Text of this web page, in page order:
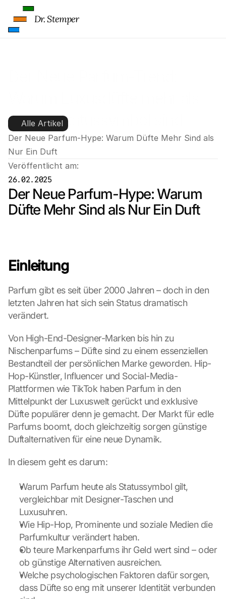
nur ein Statussymbol sind
Alle Artikel
Der Neue Parfum-Hype: Warum Düfte Mehr Sind als
Nur Ein Duft
Veröffentlicht am:
26.02.2025
Der Neue Parfum-Hype: Warum
Düfte Mehr Sind als Nur Ein Duft
Einleitung
Parfum gibt es seit über 2000 Jahren – doch in den
letzten Jahren hat sich sein Status dramatisch
verändert.
Von High-End-Designer-Marken bis hin zu
Nischenparfums – Düfte sind zu einem essenziellen
Bestandteil der persönlichen Marke geworden. Hip-
Hop-Künstler, Influencer und Social-Media-
Plattformen wie TikTok haben Parfum in den
Mittelpunkt der Luxuswelt gerückt und exklusive
Düfte populärer denn je gemacht. Der Markt für edle
Parfums boomt, doch gleichzeitig sorgen günstige
Duftalternativen für eine neue Dynamik.
In diesem geht es darum:
Warum Parfum heute als Statussymbol gilt,
vergleichbar mit Designer-Taschen und
Luxusuhren.
Wie Hip-Hop, Prominente und soziale Medien die
Parfumkultur verändert haben.
Ob teure Markenparfums ihr Geld wert sind – oder
ob günstige Alternativen ausreichen.
Welche psychologischen Faktoren dafür sorgen,
dass Düfte so eng mit unserer Identität verbunden
Dr. Stemper